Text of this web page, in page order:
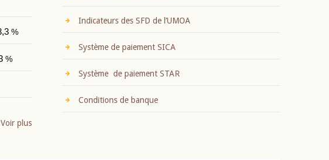
%
%
Voir plus
Indicateurs des SFD de l’UMOA
Système de paiement SICA
Système de paiement STAR
Conditions de banque